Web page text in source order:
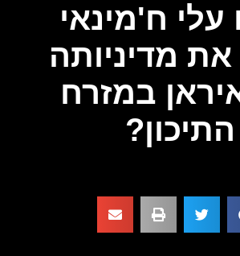
ח'מינאי
את מדיניותה
במזרח
התיכון?